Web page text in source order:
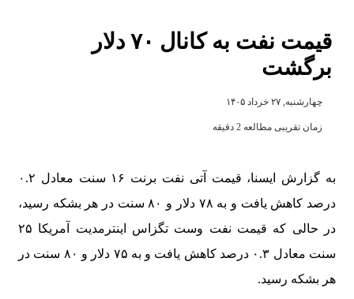
قیمت نفت به کانال ۷۰ دلار
برگشت
چهارشنبه, ۲۷ خرداد ۱۴۰۵
زمان تقریبی مطالعه 2 دقیقه
به گزارش ایسنا، قیمت آتی نفت برنت ۱۶ سنت معادل ۰.۲
درصد کاهش یافت و به ۷۸ دلار و ۸۰ سنت در هر بشکه رسید،
در حالی که قیمت نفت وست تگزاس اینترمدیت آمریکا ۲۵
سنت معادل ۰.۳ درصد کاهش یافت و به ۷۵ دلار و ۸۰ سنت در
هر بشکه رسید.